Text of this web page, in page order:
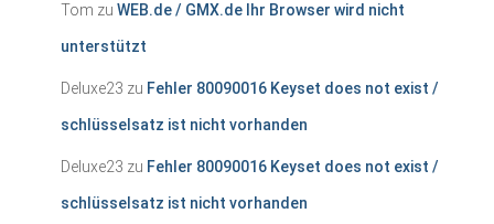
Tom zu WEB.de / GMX.de Ihr Browser wird nicht
unterstützt
Deluxe23 zu Fehler 80090016 Keyset does not exist /
schlüsselsatz ist nicht vorhanden
Deluxe23 zu Fehler 80090016 Keyset does not exist /
schlüsselsatz ist nicht vorhanden